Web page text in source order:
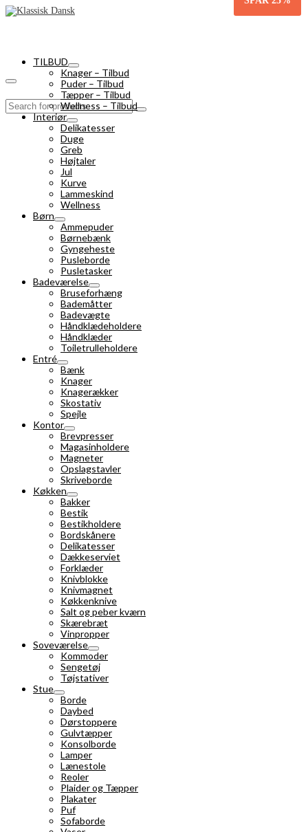
Search
for:
TILBUD
Knager – Tilbud
Puder – Tilbud
Tæpper – Tilbud
Wellness – Tilbud
Interiør
Delikatesser
Duge
Greb
Højtaler
Jul
Kurve
Lammeskind
Wellness
Børn
Ammepuder
Børnebænk
Gyngeheste
Pusleborde
Pusletasker
Badeværelse
Bruseforhæng
Bademåtter
Badevægte
Håndklædeholdere
Håndklæder
Toiletrulleholdere
Entré
Bænk
Knager
Knagerækker
Skostativ
Spejle
Kontor
Brevpresser
Magasinholdere
Magneter
Opslagstavler
Skriveborde
Køkken
Bakker
Bestik
Bestikholdere
Bordskånere
Delikatesser
Dækkeserviet
Forklæder
Knivblokke
Knivmagnet
Køkkenknive
Salt og peber kværn
Skærebræt
Vinpropper
Soveværelse
Kommoder
Sengetøj
Tøjstativer
Stue
Borde
Daybed
Dørstoppere
Gulvtæpper
Konsolborde
Lamper
Lænestole
Reoler
Plaider og Tæpper
Plakater
Puf
Sofaborde